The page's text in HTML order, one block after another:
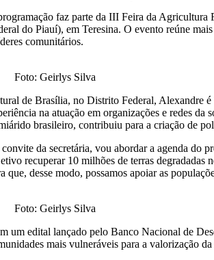
faz parte da III Feira da Agricultura
do Piauí), em Teresina. O evento reúne
comunitários.
Foto: Geirlys Silva
de Brasília, no Distrito Federal, Alexandre
na atuação em organizações e redes
brasileiro, contribuiu para a criação de
da secretária, vou abordar a agenda do
recuperar 10 milhões de terras degradadas
que, desse modo, possamos apoiar as
Foto: Geirlys Silva
um edital lançado pelo Banco Nacional de
mais vulneráveis para a valorização